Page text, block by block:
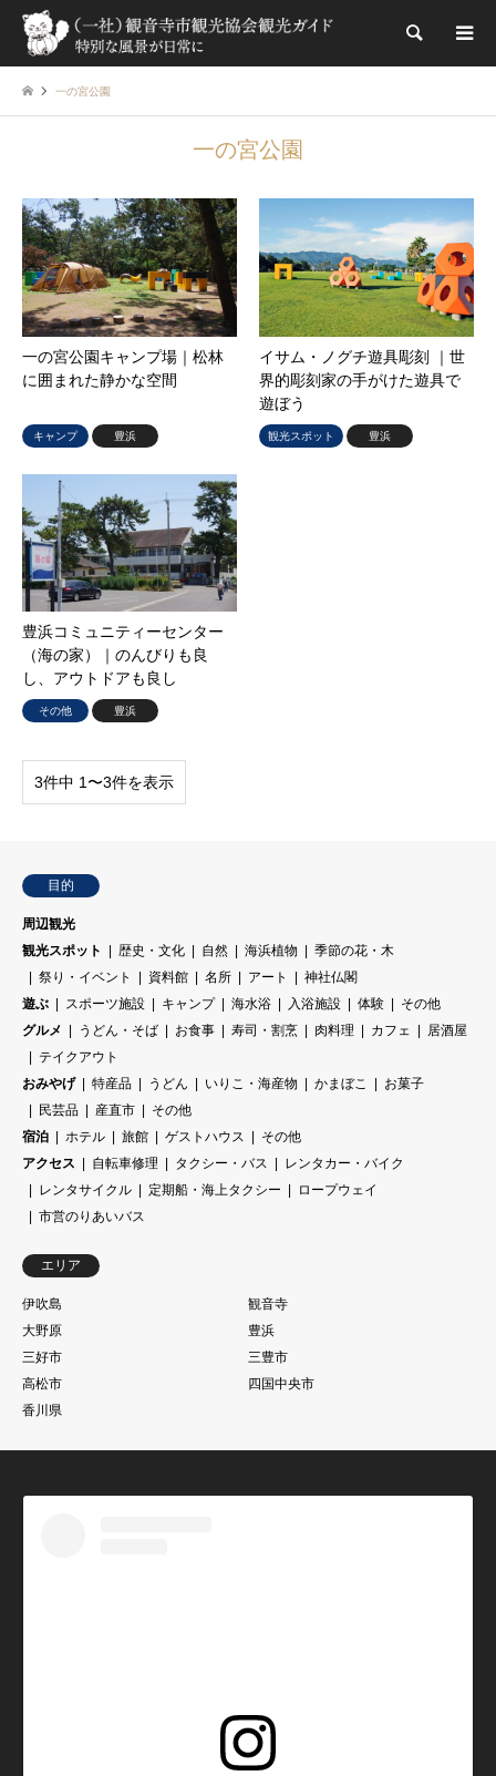
検索
一の宮公園
一の宮公園
一の宮公園キャンプ場｜松林
に囲まれた静かな空間
キャンプ 豊浜
イサム・ノグチ遊具彫刻 ｜世
界的彫刻家の手がけた遊具で
遊ぼう
観光スポット 豊浜
豊浜コミュニティーセンター
（海の家）｜のんびりも良
し、アウトドアも良し
その他 豊浜
3件中 1〜3件を表示
目的
周辺観光
観光スポット
歴史・文化 自然 海浜植物
季節の花・木
祭り・イベント
資料館 名所 アート
神社仏閣
遊ぶ
スポーツ施設 キャンプ 海水浴 入浴施設 体験
その他
グルメ
うどん・そば お食事 寿司・割烹 肉料理 カフェ
居酒屋
テイクアウト
おみやげ
特産品 うどん いりこ・海産物 かまぼこ
お菓子
民芸品
産直市
その他
宿泊
ホテル 旅館 ゲストハウス
その他
アクセス
自転車修理 タクシー・バス
レンタカー・バイク
レンタサイクル
定期船・海上タクシー
ロープウェイ
市営のりあいバス
エリア
伊吹島
観音寺
大野原
豊浜
三好市
三豊市
高松市
四国中央市
香川県